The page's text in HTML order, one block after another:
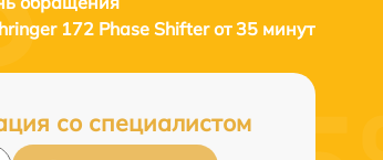
172 Phase Shifter от 35 минут
со специалистом